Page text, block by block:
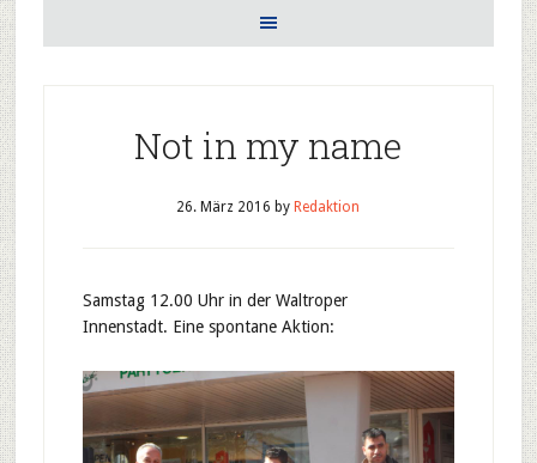
Not in my name
26. März 2016 by Redaktion
Samstag 12.00 Uhr in der Waltroper
Innenstadt. Eine spontane Aktion: